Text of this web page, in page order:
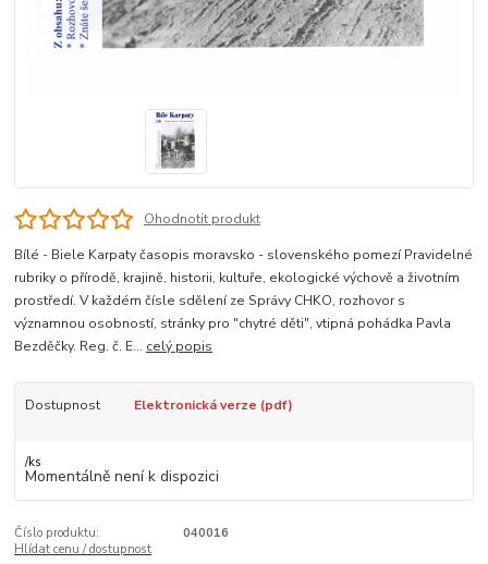
Ohodnotit produkt
Bílé - Biele Karpaty časopis moravsko - slovenského pomezí Pravidelné
rubriky o přírodě, krajině, historii, kultuře, ekologické výchově a životním
prostředí. V každém čísle sdělení ze Správy CHKO, rozhovor s
významnou osobností, stránky pro "chytré děti", vtipná pohádka Pavla
Bezděčky. Reg. č. E... celý popis
Dostupnost Elektronická verze (pdf)
/ks
Momentálně není k dispozici
Číslo produktu:
040016
Hlídat cenu / dostupnost